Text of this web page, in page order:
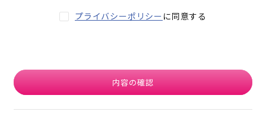
プライバシーポリシー に同意する
内容の確認